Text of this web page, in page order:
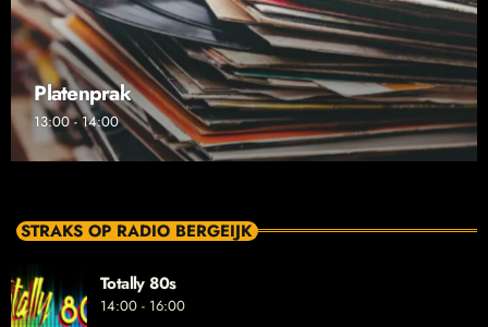
Platenprak
13:00 - 14:00
STRAKS OP RADIO BERGEIJK
Totally 80s
14:00 - 16:00